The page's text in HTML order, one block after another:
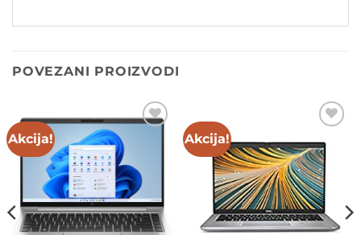
POVEZANI PROIZVODI
Akcija! Akcija!
wishlist